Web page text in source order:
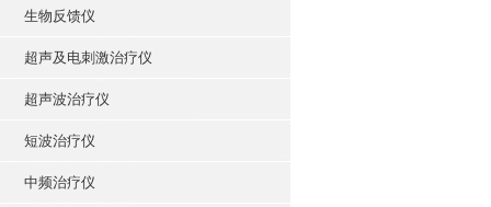
生物反馈仪
超声及电刺激治疗仪
超声波治疗仪
短波治疗仪
中频治疗仪